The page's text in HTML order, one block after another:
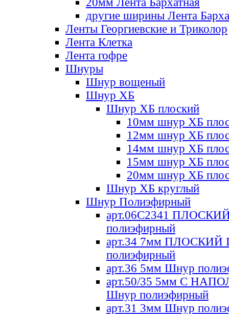
другие ширины Лента
Ленты Георгиевские и Триколор
Лента Клетка
Лента гофре
Шнуры
Шнур вощеный
Шнур ХБ
Шнур ХБ плоский
10мм шнур ХБ
12мм шнур ХБ
14мм шнур ХБ
15мм шнур ХБ
20мм шнур ХБ
Шнур ХБ круглый
Шнур Полиэфирный
арт.06С2341
полиэфирный
арт.34 7мм ПЛОСКИЙ
полиэфирный
арт.36 5мм Шнур
арт.50/35 5мм С
Шнур полиэфирный
арт.31 3мм Шнур